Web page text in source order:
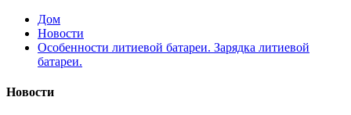
Дом
Новости
Особенности литиевой батареи. Зарядка литиевой
батареи.
Новости